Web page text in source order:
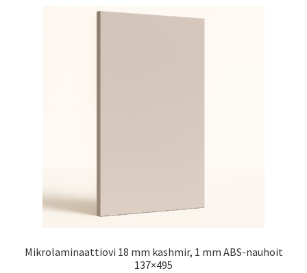
Mikrolaminaattiovi 18 mm kashmir, 1 mm ABS-nauhoit
137×495